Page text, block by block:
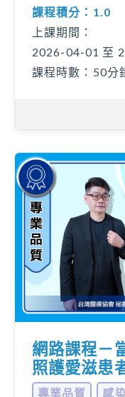
課程積分：1.0
上課期間：
2026-04-01 至
課程時數：50分
網路課程－
照護愛滋患
專業品質
感